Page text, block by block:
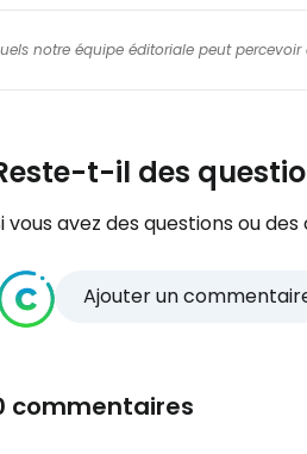
notre équipe éditoriale peut
t-il des
vous avez des questions ou
Ajouter un
commentaires